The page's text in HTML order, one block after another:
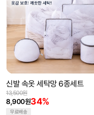
신발 속옷 세탁망 6종세트
8,900원34%
13,500원
무료배송